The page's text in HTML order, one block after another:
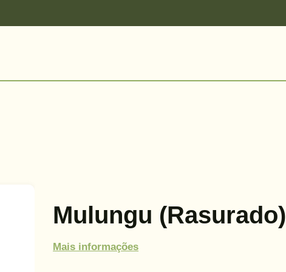
Mulungu (Rasurado)
Mais informações